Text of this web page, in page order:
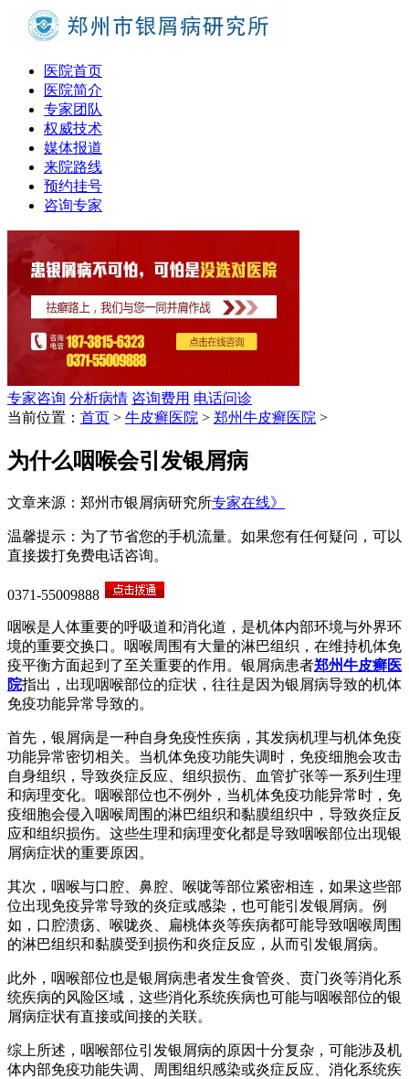
医院首页
医院简介
专家团队
权威技术
媒体报道
来院路线
预约挂号
咨询专家
专家咨询 分析病情 咨询费用 电话问诊
当前位置： 首页 > 牛皮癣医院 > 郑州牛皮癣医院 >
为什么咽喉会引发银屑病
文章来源：郑州市银屑病研究所专家在线》
温馨提示：为了节省您的手机流量。如果您有任何疑问，可以
直接拨打免费电话咨询。
0371-55009888
咽喉是人体重要的呼吸道和消化道，是机体内部环境与外界环
境的重要交换口。咽喉周围有大量的淋巴组织，在维持机体免
疫平衡方面起到了至关重要的作用。银屑病患者郑州牛皮癣医
院指出，出现咽喉部位的症状，往往是因为银屑病导致的机体
免疫功能异常导致的。
首先，银屑病是一种自身免疫性疾病，其发病机理与机体免疫
功能异常密切相关。当机体免疫功能失调时，免疫细胞会攻击
自身组织，导致炎症反应、组织损伤、血管扩张等一系列生理
和病理变化。咽喉部位也不例外，当机体免疫功能异常时，免
疫细胞会侵入咽喉周围的淋巴组织和黏膜组织中，导致炎症反
应和组织损伤。这些生理和病理变化都是导致咽喉部位出现银
屑病症状的重要原因。
其次，咽喉与口腔、鼻腔、喉咙等部位紧密相连，如果这些部
位出现免疫异常导致的炎症或感染，也可能引发银屑病。例
如，口腔溃疡、喉咙炎、扁桃体炎等疾病都可能导致咽喉周围
的淋巴组织和黏膜受到损伤和炎症反应，从而引发银屑病。
此外，咽喉部位也是银屑病患者发生食管炎、贲门炎等消化系
统疾病的风险区域，这些消化系统疾病也可能与咽喉部位的银
屑病症状有直接或间接的关联。
综上所述，咽喉部位引发银屑病的原因十分复杂，可能涉及机
体内部免疫功能失调、周围组织感染或炎症反应、消化系统疾